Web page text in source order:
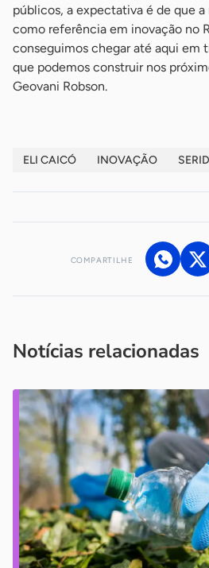
públicos, a expectativa é de que
como referência em inovação no
conseguimos chegar até aqui em
que podemos construir nos
Geovani Robson.
ELI CAICÓ INOVAÇÃO
COMPARTILHE
Notícias relacionadas